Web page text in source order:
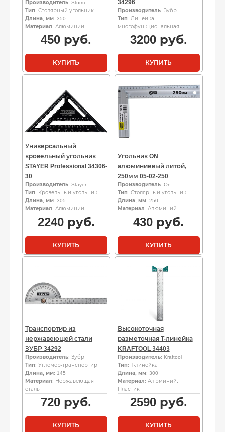
Производитель: Sturm
Тип: Столярный угольник
Длина, мм: 350
Материал: Алюминий
450 руб.
КУПИТЬ
34296
Производитель: Зубр
Тип: Линейка
многофункциональная
3200руб.
КУПИТЬ
Универсальный
кровельный угольник
STAYER Professional 34306-
30
Производитель: Stayer
Тип: Кровельный угольник
Длина, мм: 305
Материал: Алюминий
2240руб.
КУПИТЬ
Угольник ON
алюминиевый литой,
250мм 05-02-250
Производитель: On
Тип: Столярный угольник
Длина, мм: 250
Материал: Алюминий
430 руб.
КУПИТЬ
Транспортир из
нержавеющей стали
ЗУБР 34292
Производитель: Зубр
Тип: Угломер-транспортир
Длина, мм: 145
Материал: Нержавеющая
сталь
720 руб.
КУПИТЬ
Высокоточная
разметочная T-линейка
KRAFTOOL 34403
Производитель: Kraftool
Тип: Т-линейка
Длина, мм: 300
Материал: Алюминий,
Пластик
2590руб.
КУПИТЬ